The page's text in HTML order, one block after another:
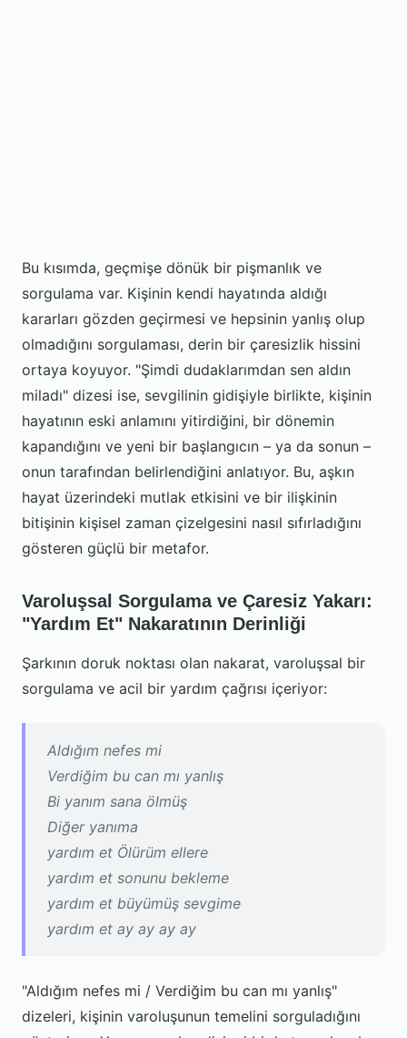
Bu kısımda, geçmişe dönük bir pişmanlık ve
sorgulama var. Kişinin kendi hayatında aldığı
kararları gözden geçirmesi ve hepsinin yanlış olup
olmadığını sorgulaması, derin bir çaresizlik hissini
ortaya koyuyor. "Şimdi dudaklarımdan sen aldın
miladı" dizesi ise, sevgilinin gidişiyle birlikte, kişinin
hayatının eski anlamını yitirdiğini, bir dönemin
kapandığını ve yeni bir başlangıcın – ya da sonun –
onun tarafından belirlendiğini anlatıyor. Bu, aşkın
hayat üzerindeki mutlak etkisini ve bir ilişkinin
bitişinin kişisel zaman çizelgesini nasıl sıfırladığını
gösteren güçlü bir metafor.
Varoluşsal Sorgulama ve Çaresiz Yakarı:
"Yardım Et" Nakaratının Derinliği
Şarkının doruk noktası olan nakarat, varoluşsal bir
sorgulama ve acil bir yardım çağrısı içeriyor:
Aldığım nefes mi
Verdiğim bu can mı yanlış
Bi yanım sana ölmüş
Diğer yanıma
yardım et Ölürüm ellere
yardım et sonunu bekleme
yardım et büyümüş sevgime
yardım et ay ay ay ay
"Aldığım nefes mi / Verdiğim bu can mı yanlış"
dizeleri, kişinin varoluşunun temelini sorguladığını